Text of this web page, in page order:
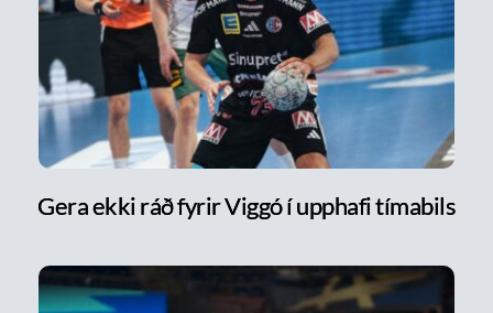
Gera ekki ráð fyrir Viggó í upphafi tímabils